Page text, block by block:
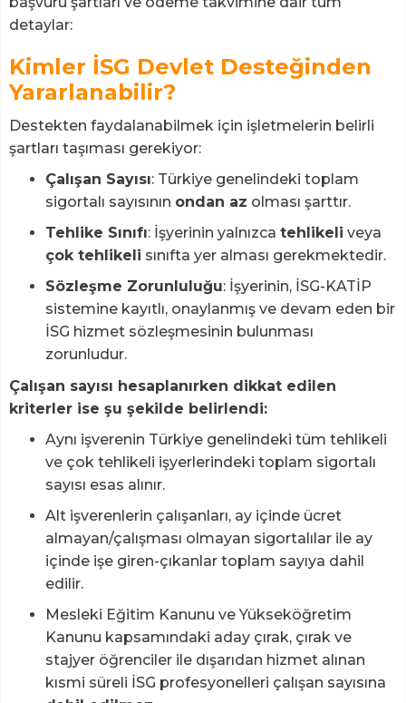
detaylar:
Kimler İSG Devlet Desteğinden
Yararlanabilir?
Destekten faydalanabilmek için işletmelerin belirli
şartları taşıması gerekiyor:
Çalışan Sayısı: Türkiye genelindeki toplam
sigortalı sayısının ondan az olması şarttır.
Tehlike Sınıfı: İşyerinin yalnızca tehlikeli veya
çok tehlikeli sınıfta yer alması gerekmektedir.
Sözleşme Zorunluluğu: İşyerinin, İSG-KATİP
sistemine kayıtlı, onaylanmış ve devam eden bir
İSG hizmet sözleşmesinin bulunması
zorunludur.
Çalışan sayısı hesaplanırken dikkat edilen
kriterler ise şu şekilde belirlendi:
Aynı işverenin Türkiye genelindeki tüm tehlikeli
ve çok tehlikeli işyerlerindeki toplam sigortalı
sayısı esas alınır.
Alt işverenlerin çalışanları, ay içinde ücret
almayan/çalışması olmayan sigortalılar ile ay
içinde işe giren-çıkanlar toplam sayıya dahil
edilir.
Mesleki Eğitim Kanunu ve Yükseköğretim
Kanunu kapsamındaki aday çırak, çırak ve
stajyer öğrenciler ile dışarıdan hizmet alınan
kısmi süreli İSG profesyonelleri çalışan sayısına